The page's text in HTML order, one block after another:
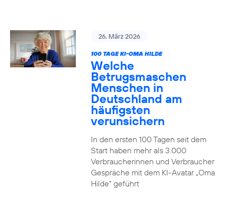
26. März 2026
100 TAGE KI-OMA HILDE
Welche
Betrugsmaschen
Menschen in
Deutschland am
häufigsten
verunsichern
In den ersten 100 Tagen seit dem
Start haben mehr als 3.000
Verbraucherinnen und Verbraucher
Gespräche mit dem KI-Avatar „Oma
Hilde“ geführt